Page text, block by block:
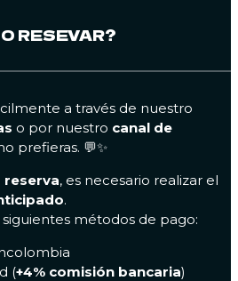
RESEVAR?
a través de nuestro
o por nuestro canal de
prefieras. 💬✨
, es necesario realizar el
.
métodos de pago:
(+4% comisión bancaria)